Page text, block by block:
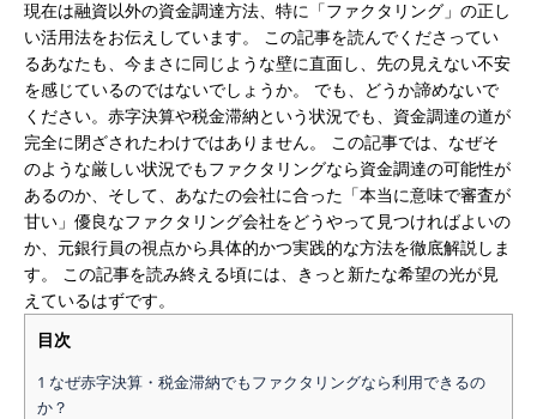
で！
審
査
が
甘
い
フ
ァ
ク
タ
リ
ン
社
現在は融資以外の資金調達方法、特に「ファクタリング」の正し
い活用法をお伝えしています。
この記事を読んでくださってい
るあなたも、今まさに同じような壁に直面し、先の見えない不安
を感じているのではないでしょうか。
でも、どうか諦めないで
ください。赤字決算や税金滞納という状況でも、資金調達の道が
完全に閉ざされたわけではありません。
この記事では、なぜそ
のような厳しい状況でもファクタリングなら資金調達の可能性が
あるのか、そして、あなたの会社に合った「本当に意味で審査が
甘い」優良なファクタリング会社をどうやって見つければよいの
か、元銀行員の視点から具体的かつ実践的な方法を徹底解説しま
す。
この記事を読み終える頃には、きっと新たな希望の光が見
えているはずです。
目次
1 なぜ赤字決算・税金滞納でもファクタリングなら利用できるの
か？